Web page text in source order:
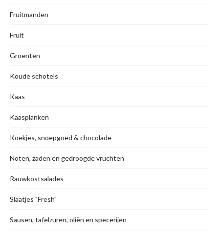
Fruitmanden
Fruit
Groenten
Koude schotels
Kaas
Kaasplanken
Koekjes, snoepgoed & chocolade
Noten, zaden en gedroogde vruchten
Rauwkostsalades
Slaatjes "Fresh"
Sausen, tafelzuren, oliën en specerijen